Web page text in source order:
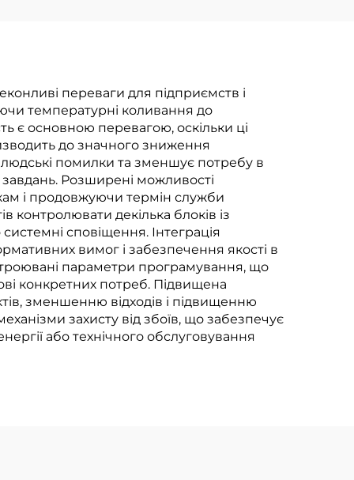
переваги для підприємств і
температурні коливання до
є основною перевагою, оскільки ці
до значного зниження
помилки та зменшує потребу в
Розширені можливості
і продовжуючи термін служби
декілька блоків із
сповіщення. Інтеграція
вимог і забезпечення якості в
параметри програмування, що
конкретних потреб. Підвищена
зменшенню відходів і підвищенню
захисту від збоїв, що забезпечує
або технічного обслуговування